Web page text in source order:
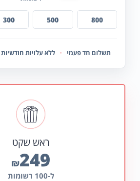
300 500 800
תשלום חד פעמי ללא עלויות חודשיות
ראש שקט
₪249
ל-100 רשומות